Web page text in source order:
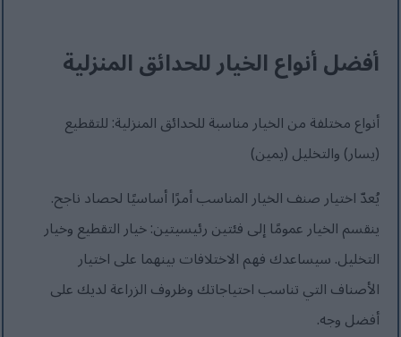
أفضل أنواع الخيار للحدائق المنزلية
أنواع مختلفة من الخيار مناسبة للحدائق المنزلية: للتقطيع
(يسار) والتخليل (يمين)
يُعدّ اختيار صنف الخيار المناسب أمرًا أساسيًا لحصاد ناجح.
ينقسم الخيار عمومًا إلى فئتين رئيسيتين: خيار التقطيع وخيار
التخليل. سيساعدك فهم الاختلافات بينهما على اختيار
الأصناف التي تناسب احتياجاتك وظروف الزراعة لديك على
أفضل وجه.